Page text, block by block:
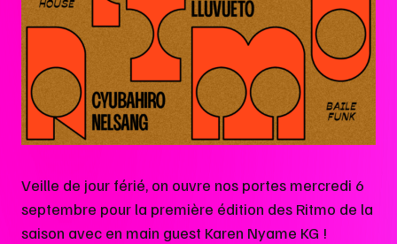
Veille de jour férié, on ouvre nos portes mercredi 6
septembre pour la première édition des Ritmo de la
saison avec en main guest Karen Nyame KG !